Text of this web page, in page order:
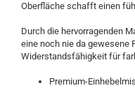
Oberfläche schafft einen
Durch die hervorragenden
eine noch nie da gewesene
Widerstandsfähigkeit für
Premium-